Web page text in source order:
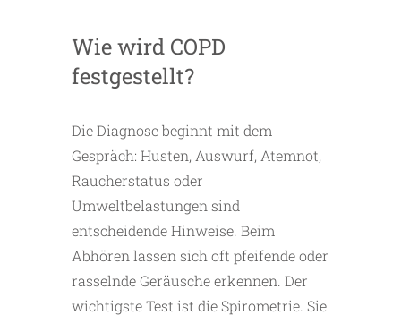
Wie wird COPD
festgestellt?
Die Diagnose beginnt mit dem
Gespräch: Husten, Auswurf, Atemnot,
Raucherstatus oder
Umweltbelastungen sind
entscheidende Hinweise. Beim
Abhören lassen sich oft pfeifende oder
rasselnde Geräusche erkennen. Der
wichtigste Test ist die Spirometrie. Sie